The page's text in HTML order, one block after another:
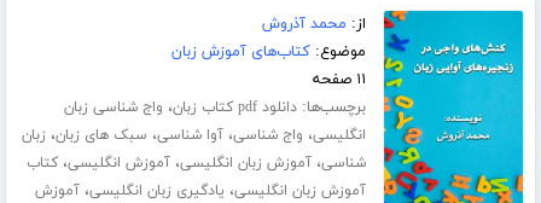
از: محمد آذروش
موضوع:کتاب‌های آموزش زبان
۱۱ صفحه
برچسب‌ها:دانلود pdf کتاب زبان ، واج شناسی زبان
انگلیسی، واج شناسی،آوا شناسی، سبک های زبان، زبان
شناسی،آموزش زبان انگلیسی،آموزش انگلیسی،کتاب
آموزش زبان انگلیسی، یادگیری زبان انگلیسی،آموزش